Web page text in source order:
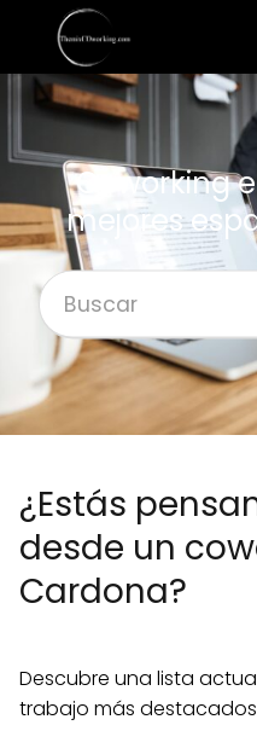
Coworking
mejores
¿Estás
desde un
Cardona?
Descubre una lista
trabajo más